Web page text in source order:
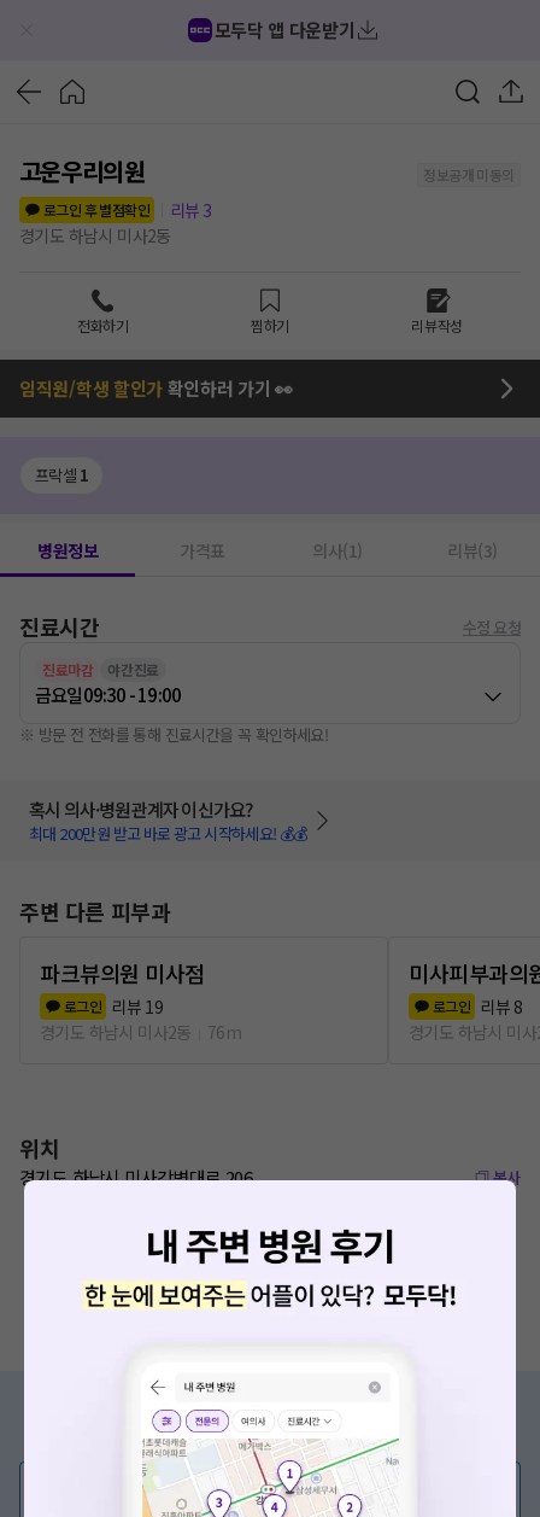
모두닥 앱 다운받기
고운우리의원
정보공개 미동의
로그인 후 별점확인
리뷰 3
경기도 하남시 미사2동
전화하기 찜하기 리뷰작성
임직원/학생 할인가확인하러 가기 👀
프락셀 1
병원정보 가격표 의사(1) 리뷰(3)
진료시간 수정 요청
진료마감 야간진료
금요일09:30 - 19:00
※ 방문 전 전화를 통해 진료시간을 꼭 확인하세요!
혹시 의사·병원관계자 이신가요?
최대 200만원 받고 바로 광고 시작하세요! 💰💰
주변 다른 피부과
파크뷰의원 미사점
로그인 리뷰 19
경기도 하남시 미사2동
76m
미사피부과의
로그인 리뷰 8
경기도 하남시 미
위치
경기도 하남시 미사강변대로 206 복사
증상/치료, 궁금한 점이 있나요?
의사가 직접 답해드려요!
💬 무엇이든 물어보세요